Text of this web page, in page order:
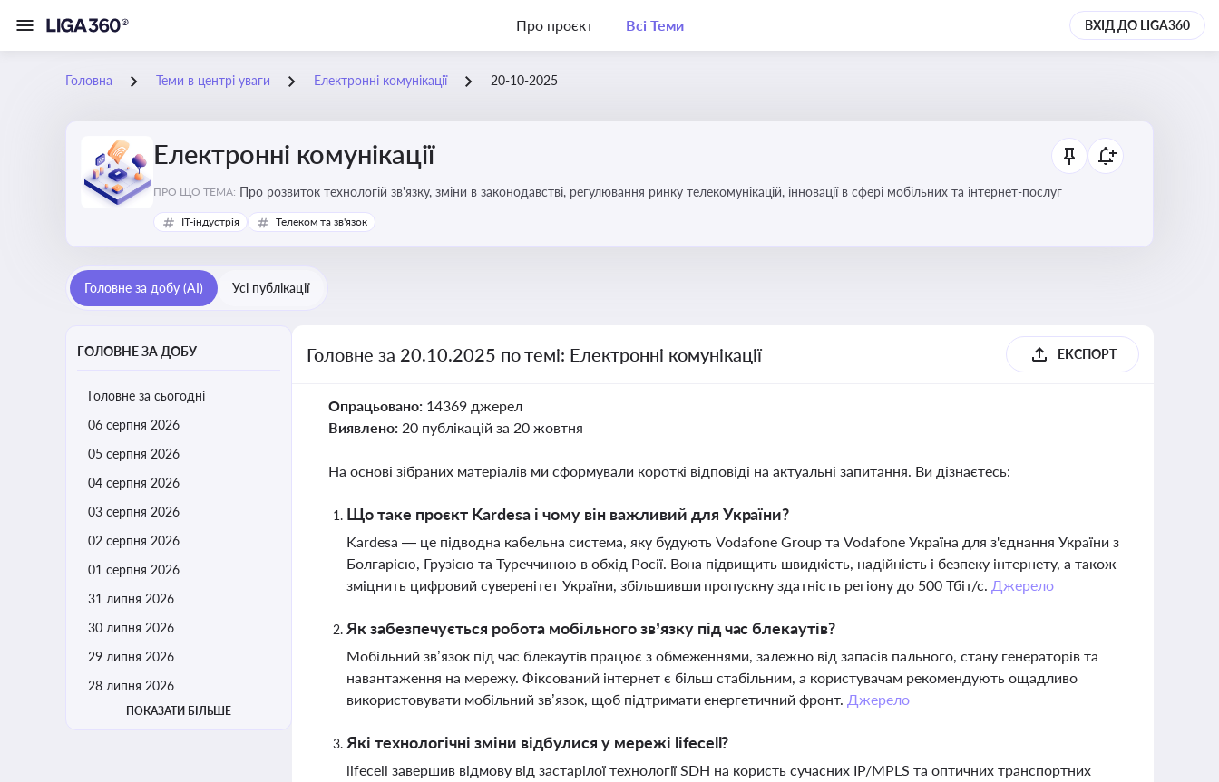
Про проєкт Всі Теми ВХІД ДО LIGA360
Головна Теми в центрі уваги Електронні комунікації 20-10-2025
Електронні комунікації
ПРО ЩО ТЕМА: Про розвиток технологій зв'язку, зміни в законодавстві, регулювання ринку телекомунікацій, інновації в сфері мобільних та інтернет-послуг
IT-індустрія Телеком та зв'язок
Головне за добу (AI) Усі публікації
ГОЛОВНЕ ЗА ДОБУ
Головне за сьогодні
06 серпня 2026
05 серпня 2026
04 серпня 2026
03 серпня 2026
02 серпня 2026
01 серпня 2026
31 липня 2026
30 липня 2026
29 липня 2026
28 липня 2026
ПОКАЗАТИ БІЛЬШЕ
Головне за 20.10.2025 по темі: Електронні комунікації ЕКСПОРТ
Опрацьовано: 14369 джерел
Виявлено: 20 публікацій за 20 жовтня
На основі зібраних матеріалів ми сформували короткі відповіді на актуальні запитання. Ви дізнаєтесь:
Що таке проєкт Kardesa і чому він важливий для України?
Kardesa — це підводна кабельна система, яку будують Vodafone Group та Vodafone Україна для з'єднання України з
Болгарією, Грузією та Туреччиною в обхід Росії. Вона підвищить швидкість, надійність і безпеку інтернету, а також
зміцнить цифровий суверенітет України, збільшивши пропускну здатність регіону до 500 Тбіт/с. Джерело
Як забезпечується робота мобільного зв’язку під час блекаутів?
Мобільний зв’язок під час блекаутів працює з обмеженнями, залежно від запасів пального, стану генераторів та
навантаження на мережу. Фіксований інтернет є більш стабільним, а користувачам рекомендують ощадливо
використовувати мобільний зв’язок, щоб підтримати енергетичний фронт. Джерело
Які технологічні зміни відбулися у мережі lifecell?
lifecell завершив відмову від застарілої технології SDH на користь сучасних IP/MPLS та оптичних транспортних